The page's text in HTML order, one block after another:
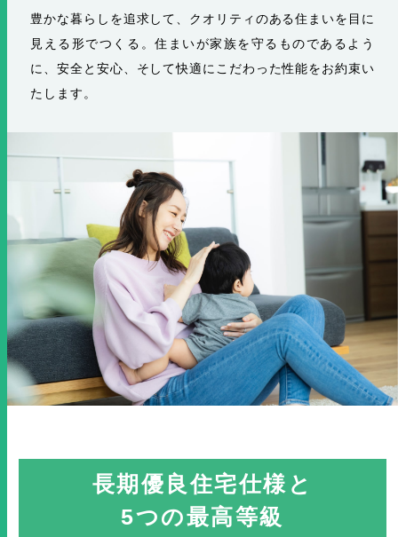
豊かな暮らしを追求して、クオリティのある住まいを⽬に
⾒える形でつくる。住まいが家族を守るものであるよう
に、安全と安⼼、そして快適にこだわった性能をお約束い
たします。
長期優良住宅仕様と
5つの最高等級